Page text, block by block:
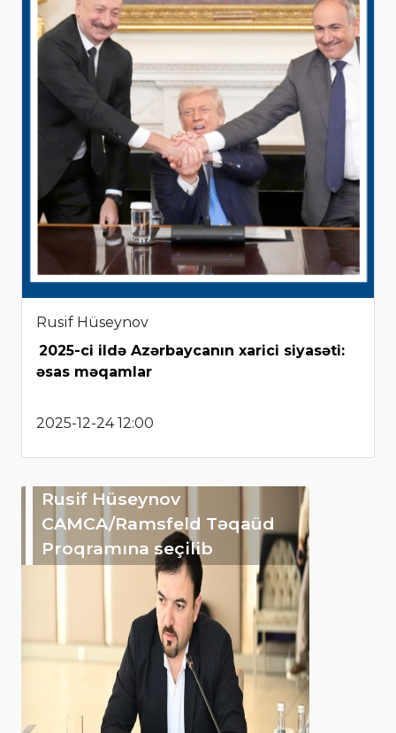
Rusif Hüseynov
2025-ci ildə Azərbaycanın xarici siyasəti:
əsas məqamlar
2025-12-24 12:00
Rusif Hüseynov
CAMCA/Ramsfeld Təqaüd
Proqramına seçilib